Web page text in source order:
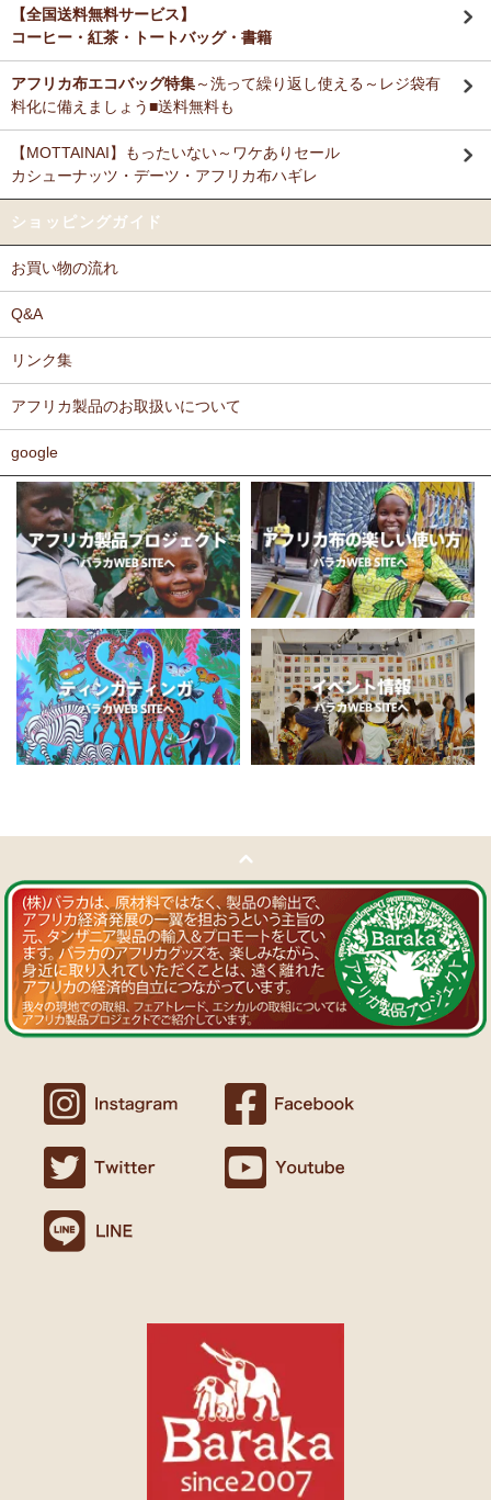
オリティ◇で仕立てた新作登場！『ニッポンの技×アフリカの色』
ケあり 賞味期限間近セール！
11/18：ティンガティンガ・アート【会員様シークレットセール】
11/17：ティンガティンガ・アート～ロングサイズ（縦長・横長）
の作品新入荷！
11/17：ティンガティンガ・アート～マサイの作品新入荷！
～木彫職人ハンドメイド
荷！
11/11：ティンガティンガ・アート～Sサイズの作品 新入荷！作家
名ごとに2つのカテゴリーでご紹介します
→ 作家名 A―L
11/10：ティンガティンガ・アート【会員様シークレットセール】
～ワケあり限定品入荷！
11/5：ティンガティンガ・アート～Lサイズの作品 新入荷！作家
名ごとに2つのカテゴリーでご紹介します
→ 作家名 A―L
→ 作家名 M―Z
11/5：ティンガティンガ・アート～チャリンダの作品コーナー新
入荷！
私たちバラカは、チャリンダが遺してくださった作品を、これか
らも大切に紹介してまいります。
11/4：ティンガティンガ・アート～マサイの作品新入荷！
ューナッツ＜素焼き＞ 賞味期限切れ大特価！～期間限定 在庫限り
11/1：【MOTTAINAI】～もったいないセール～タンザニア産カシ
ューナッツ＜うす塩＞ 賞味期限切れ大特価！
～期間限定 在庫限り
11/1：アフリカ・ガラスビーズ ジュエリー 新入荷！トレーディン
グビーズ～現地職人の特別注文による一点もの～
コーナー新入荷！～人気作家の作品限定入荷～
10/27：ティンガティンガ・アート～Sサイズの作品 新入荷！作家
名ごとに2つのカテゴリーでご紹介します
→ 作家名 A―L
→ 作家名 M―Z
10/24：
サリーコーナー新入荷！～天然素材 環境配慮したエシカル製品～
荷！～アフリカの色×こさえたん～
カンガ～アフリカの生活布～ 人気柄が限定数再入荷！現
マサイシュカ アフリカの布ページに新入荷！
マサイ民族のマント 軽くおしゃれなブランケット
T さまより キテンゲ フレアスリーブ ロングワンピースへ
のご感想
デザイン、着心地、完璧です！ずっと作って欲しいです。よろしくお
願いします！
Ｎさまより キテンゲ リバーシブルB4トートバッグへのご
感想
以上に頑丈で持ちやすい。
Ｆさまより キテンゲ へのご感想
どのキテンゲも素敵な柄ばかりであれもこれも欲しかったのですが、
おこうと思っています。
ダンで北欧テイストを思わせるようなものもあったりして、毎回購入
するたびに嬉しく眺め入っております。
この布では何を作ろうか、どう飾ろうか・・・などと、想像力をかき
布の手触りもよく、縫いやすいので、大変気に入っております。
ホームページには目の詰まった綿素材のものを仕入れているとありま
したが、薄手のものや、ちょっと変わった素材のものも気になりま
す。常にたくさんの種類のあるカンガやキテンゲですが、新作新柄が
どんどん増えることを期待しております。
Ｔさまより ソープストーン絵皿へのご感想
アフリカン調の雑貨を並べて、玄関でキーを入れて見せるインテリア
として使っています。
重さがあり安定感があるので使いやすいと思います。
以前にもカンガを購入したのですが、気に入って毎日のように着てい
カンガスタイル、アフリカンファッションを広める活動中！
Ｍさまより カンガへのご感想
バラカのショップは、カンガも端処理してあってすぐ着れるし、カフ
タンも、このワンピースも、脇が大きく開いているので、素肌寝（家
でも外でも）にとてもイイと思う。
アフリカンピアス３７ カウボーンマーブルが届きました。
しっかりした作りでイメージ通りの品でした。
似たテイストのネックレスを持っていて、合わせるピアスを探してい
連絡や包装などもよかったです。
Ｏさまより キテンゲへのご感想
無事、商品受け取りました。ありがとうございますっ。
また、バラカさんのイベントにもお邪魔できたらと思います。
Ｓさまより あったか裏ボア！キテンゲ ネックウォーマー
どれも素敵な柄で迷いますね。全部やっぱりかわいい。家族にプレセ
ントも考えているので、思いっきり買おうと思います。
上高地の山に行ったときに、アフリカと日本の山のマッチング合うな
ーと思ってネックウォーマーを身に着けました。
【全国送料無料サービス】
コーヒー・紅茶・トートバッグ・書籍
アフリカ布エコバッグ特集～洗って繰り返し使える～レジ袋有
料化に備えましょう■送料無料も
【MOTTAINAI】もったいない～ワケありセール
カシューナッツ・デーツ・アフリカ布ハギレ
ショッピングガイド
お買い物の流れ
Q&A
リンク集
アフリカ製品のお取扱いについて
google